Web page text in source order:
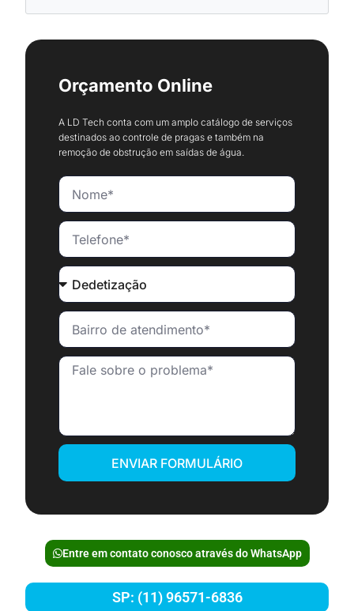
Orçamento Online
A LD Tech conta com um amplo catálogo de serviços
destinados ao controle de pragas e também na
remoção de obstrução em saídas de água.
ENVIAR FORMULÁRIO
Entre em contato conosco através do WhatsApp
SP: (11) 96571-6836